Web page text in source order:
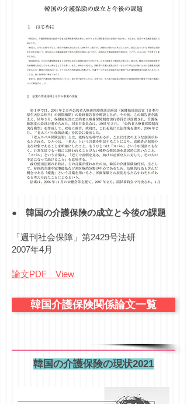
● 韓国の介護保険の成立と今後の課題
「週刊社会保障」第2429号法研
2007年4月
論文PDF View
韓国介護保険関係論文一覧
韓国の介護保険の現状2021